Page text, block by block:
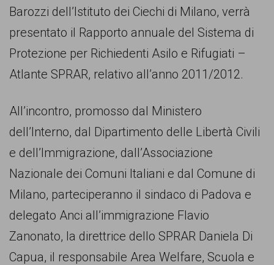
dedicato
del
razzismo
curato
da
Lunaria
collaborazione
con
Barozzi dell’Istituto dei Ciechi di Milano, verrà
presentato il Rapporto annuale del Sistema di
Protezione per Richiedenti Asilo e Rifugiati –
Atlante SPRAR, relativo all’anno 2011/2012.
All’incontro, promosso dal Ministero
dell’Interno, dal Dipartimento delle Libertà Civili
e dell’Immigrazione, dall’Associazione
Nazionale dei Comuni Italiani e dal Comune di
Milano, parteciperanno il sindaco di Padova e
delegato Anci all’immigrazione Flavio
Zanonato, la direttrice dello SPRAR Daniela Di
Capua, il responsabile Area Welfare, Scuola e